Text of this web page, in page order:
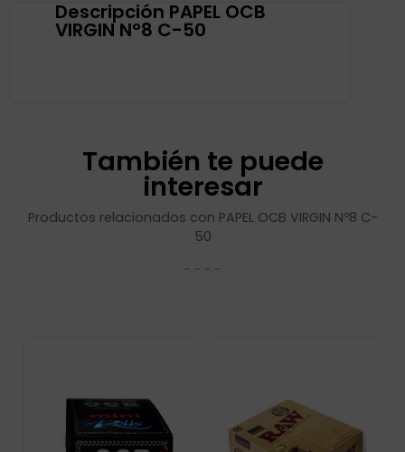
Descripción PAPEL OCB
VIRGIN Nº8 C-50
También te puede
interesar
Productos relacionados con PAPEL OCB VIRGIN Nº8 C-
50